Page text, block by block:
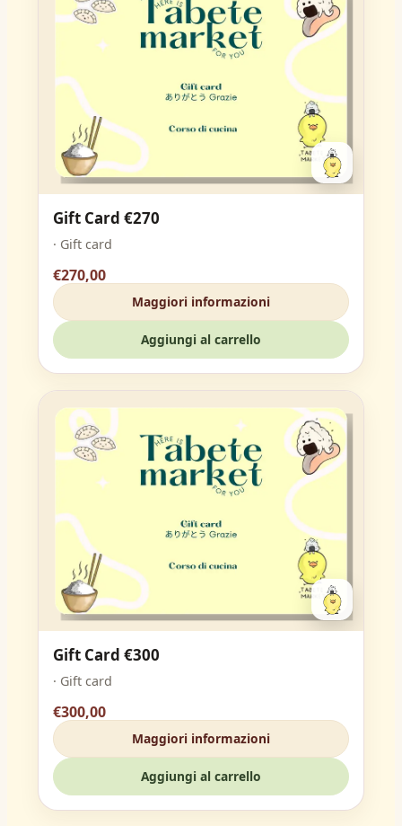
Gift Card €270
· Gift card
€270,00
Maggiori informazioni
Aggiungi al carrello
Gift Card €300
· Gift card
€300,00
Maggiori informazioni
Aggiungi al carrello